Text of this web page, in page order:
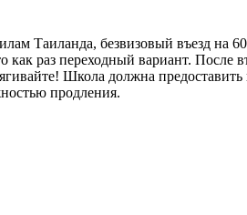
Таиланда, безвизовый въезд на
раз переходный вариант. После
Школа должна
продления.